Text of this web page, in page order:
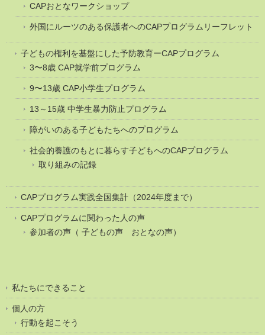
CAPおとなワークショップ
外国にルーツのある保護者へのCAPプログラムリーフレット
子どもの権利を基盤にした予防教育ーCAPプログラム
3〜8歳 CAP就学前プログラム
9〜13歳 CAP小学生プログラム
13～15歳 中学生暴力防止プログラム
障がいのある子どもたちへのプログラム
社会的養護のもとに暮らす子どもへのCAPプログラム
取り組みの記録
CAPプログラム実践全国集計（2024年度まで）
CAPプログラムに関わった人の声
参加者の声（ 子どもの声 おとなの声）
私たちにできること
個人の方
行動を起こそう